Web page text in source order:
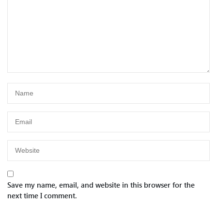
Save my name, email, and website in this browser for the
next time I comment.